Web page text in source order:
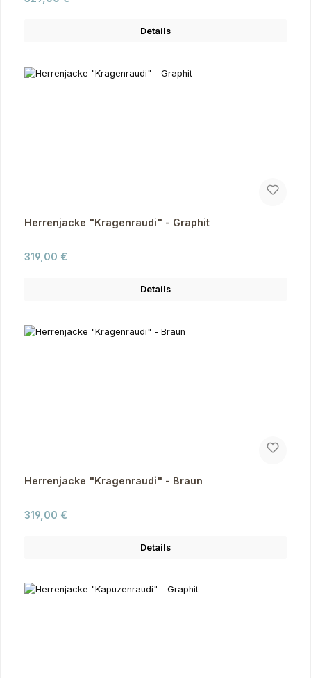
Details
Herrenjacke "Kragenraudi" - Graphit
Regulärer Preis:
319,00 €
Details
Herrenjacke "Kragenraudi" - Braun
Regulärer Preis:
319,00 €
Details